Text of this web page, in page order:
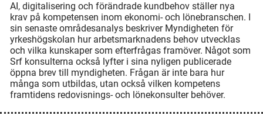
AI, digitalisering och förändrade kundbehov ställer nya
krav på kompetensen inom ekonomi- och lönebranschen. I
sin senaste områdesanalys beskriver Myndigheten för
yrkeshögskolan hur arbetsmarknadens behov utvecklas
och vilka kunskaper som efterfrågas framöver. Något som
Srf konsulterna också lyfter i sina nyligen publicerade
öppna brev till myndigheten. Frågan är inte bara hur
många som utbildas, utan också vilken kompetens
framtidens redovisnings- och lönekonsulter behöver.